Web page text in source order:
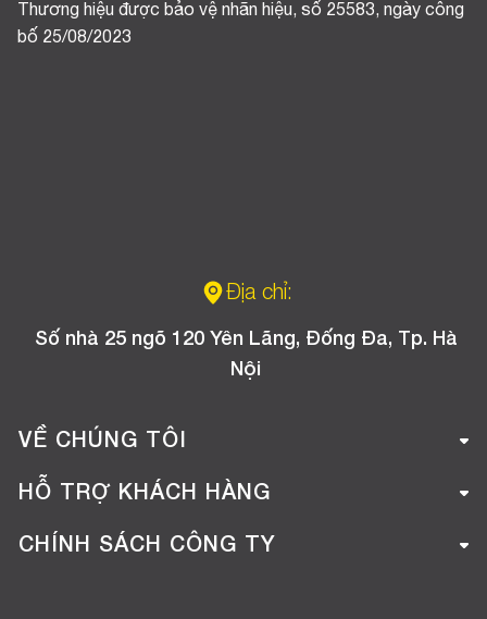
Thương hiệu được bảo vệ nhãn hiệu, số 25583, ngày công
bố 25/08/2023
Địa chỉ:
Số nhà 25 ngõ 120 Yên Lãng, Đống Đa, Tp. Hà
Nội
VỀ CHÚNG TÔI
Giới thiệu công ty
Tuyển dụng
HỖ TRỢ KHÁCH HÀNG
Hướng dẫn mua hàng online
CHÍNH SÁCH CÔNG TY